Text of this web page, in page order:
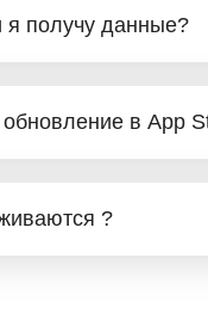
я получу данные?
в App
?